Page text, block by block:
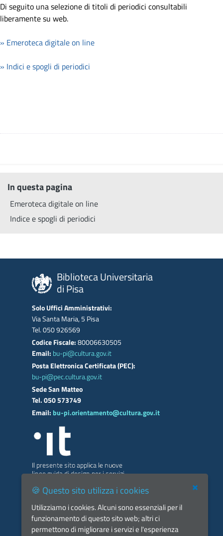
Di seguito una selezione di titoli di periodici consultabili
liberamente su web.
» Emeroteca digitale on line
» Indici e spogli di periodici
In questa pagina
Emeroteca digitale on line
Indice e spogli di periodici
Biblioteca Universitaria
di Pisa
Solo Uffici Amministrativi:
Via Santa Maria, 5 Pisa
Tel. 050 926569
Codice Fiscale:80006630505
Email: bu-pi@cultura.gov.it
Posta Elettronica Certificata (PEC):
bu-pi@pec.cultura.gov.it
Sede San Matteo
Tel. 050 573749
Email: bu-pi.orientamento@cultura.gov.it
Home Page
🍪 Questo sito utilizza i cookies
Utilizziamo i cookies. Alcuni sono essenziali per il
funzionamento di questo sito web; altri ci
permettono di migliorare i servizi e l'esperienza